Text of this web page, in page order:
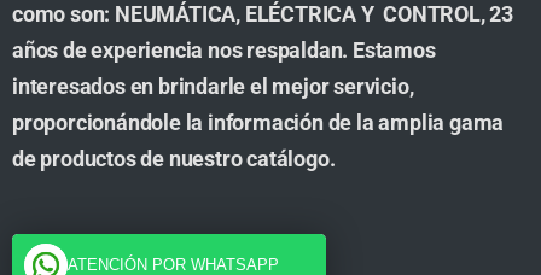
como son: NEUMÁTICA, ELÉCTRICA Y CONTROL, 23
años de experiencia nos respaldan. Estamos
interesados en brindarle el mejor servicio,
proporcionándole la información de la amplia gama
de productos de nuestro catálogo.
CuentaATENCIÓN POR WHATSAPP